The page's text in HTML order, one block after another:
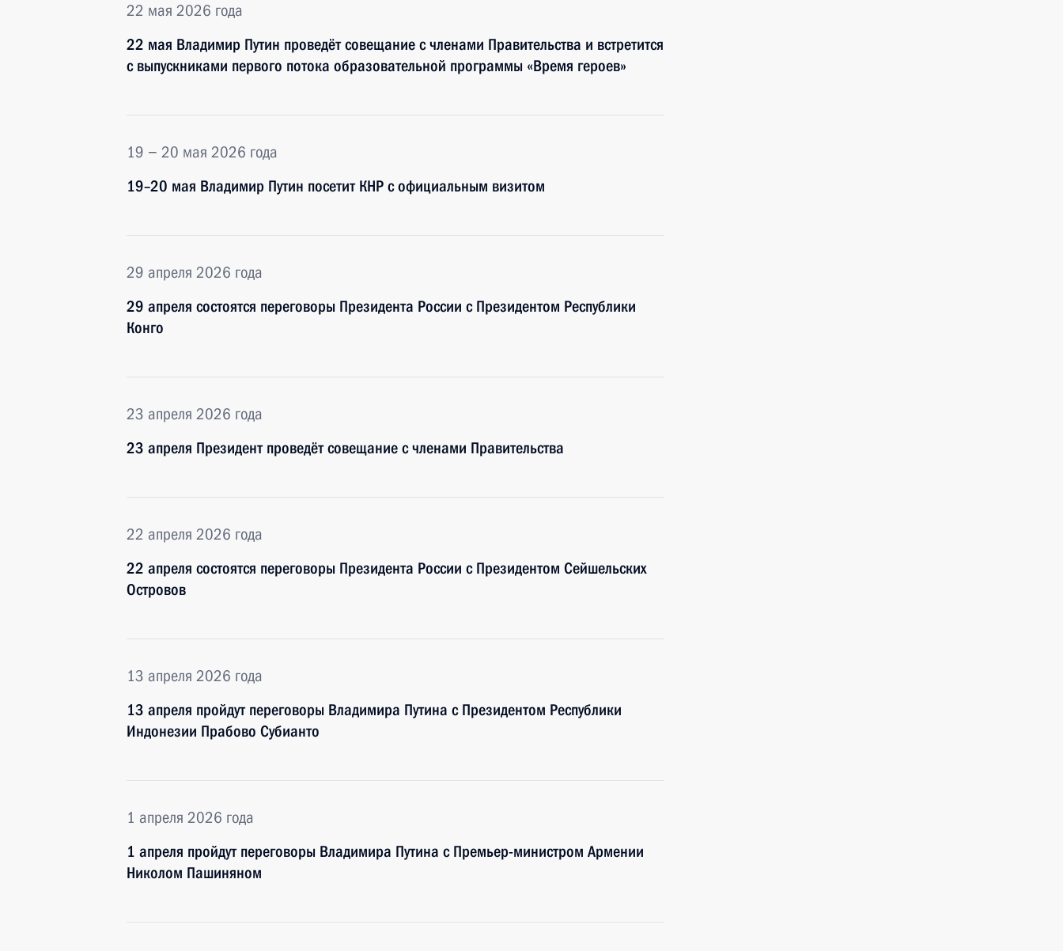
22 мая 2026 года
22 мая Владимир Путин проведёт совещание с членами Правительства и встретится
с выпускниками первого потока образовательной программы «Время героев»
19 − 20 мая 2026 года
19–20 мая Владимир Путин посетит КНР с официальным визитом
29 апреля 2026 года
29 апреля состоятся переговоры Президента России с Президентом Республики
Конго
23 апреля 2026 года
23 апреля Президент проведёт совещание с членами Правительства
22 апреля 2026 года
22 апреля состоятся переговоры Президента России с Президентом Сейшельских
Островов
13 апреля 2026 года
13 апреля пройдут переговоры Владимира Путина с Президентом Республики
Индонезии Прабово Субианто
1 апреля 2026 года
1 апреля пройдут переговоры Владимира Путина с Премьер-министром Армении
Николом Пашиняном